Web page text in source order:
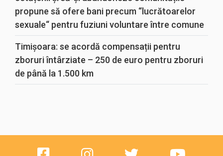
propune să ofere bani precum “lucrătoarelor
sexuale“ pentru fuziuni voluntare între comune
Timișoara: se acordă compensații pentru
zboruri întârziate – 250 de euro pentru zboruri
de până la 1.500 km